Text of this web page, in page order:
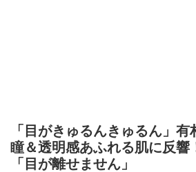
「目がきゅるんきゅるん」
瞳＆透明感あふれる肌に反響
「目が離せません」